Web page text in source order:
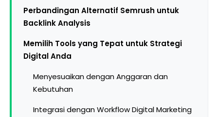
Perbandingan Alternatif Semrush untuk
Backlink Analysis
Memilih Tools yang Tepat untuk Strategi
Digital Anda
Menyesuaikan dengan Anggaran dan
Kebutuhan
Integrasi dengan Workflow Digital Marketing